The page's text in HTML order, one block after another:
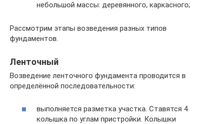
небольшой массы: деревянного, каркасного;
Рассмотрим этапы возведения разных типов
фундаментов.
Ленточный
Возведение ленточного фундамента проводится в
определённой последовательности:
выполняется разметка участка. Ставятся 4
колышка по углам пристройки. Колышки